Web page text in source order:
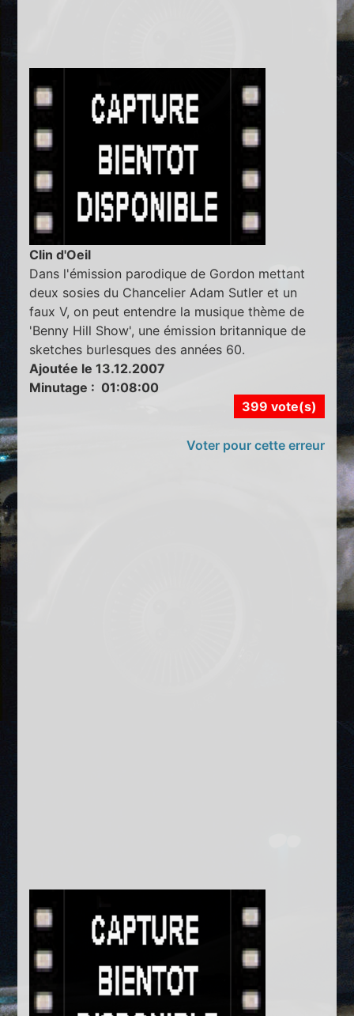
Clin d'Oeil
Dans l'émission parodique de Gordon mettant
deux sosies du Chancelier Adam Sutler et un
faux V, on peut entendre la musique thème de
'Benny Hill Show', une émission britannique de
sketches burlesques des années 60.
Ajoutée le 13.12.2007
Minutage : 01:08:00
399 vote(s)
Voter pour cette erreur